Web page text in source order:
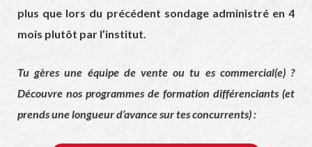
plus que lors du précédent sondage administré en 4
mois plutôt par l’institut.
Tu gères une équipe de vente ou tu es commercial(e) ?
Découvre nos programmes de formation différenciants (et
prends une longueur d’avance sur tes concurrents) :